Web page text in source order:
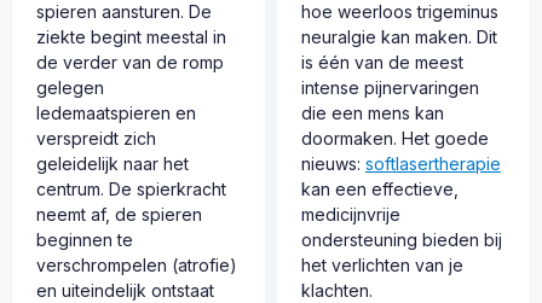
spieren aansturen. De
ziekte begint meestal in
de verder van de romp
gelegen
ledemaatspieren en
verspreidt zich
geleidelijk naar het
centrum. De spierkracht
neemt af, de spieren
beginnen te
verschrompelen (atrofie)
en uiteindelijk ontstaat
hoe weerloos trigeminus
neuralgie kan maken. Dit
is één van de meest
intense pijnervaringen
die een mens kan
doormaken. Het goede
nieuws: softlasertherapie
kan een effectieve,
medicijnvrije
ondersteuning bieden bij
het verlichten van je
klachten.